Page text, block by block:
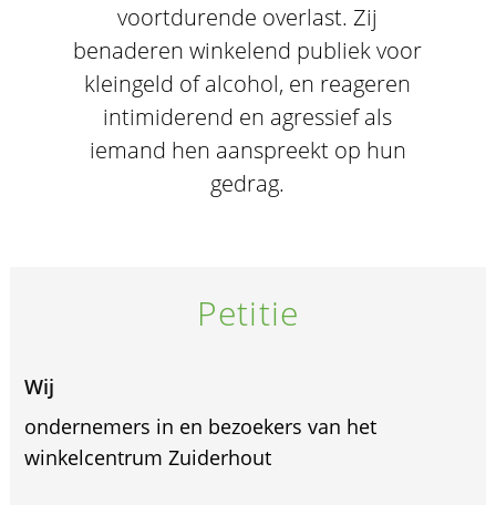
voortdurende overlast. Zij
benaderen winkelend publiek voor
kleingeld of alcohol, en reageren
intimiderend en agressief als
iemand hen aanspreekt op hun
gedrag.
Petitie
Wij
ondernemers in en bezoekers van het
winkelcentrum Zuiderhout